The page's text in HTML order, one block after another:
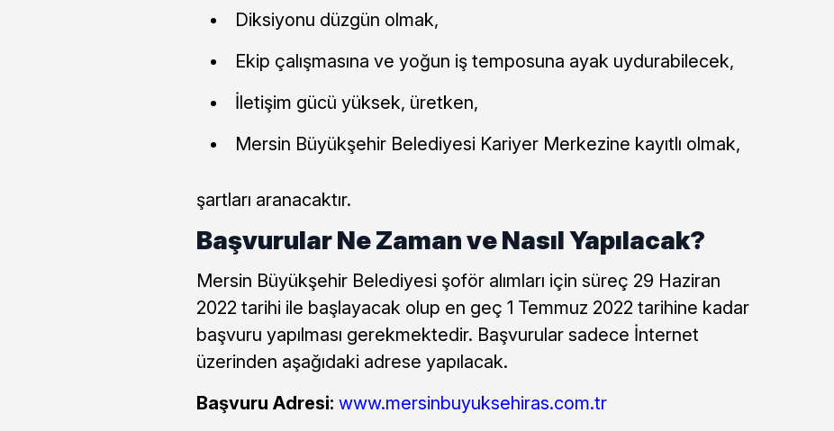
Diksiyonu düzgün olmak,
Ekip çalışmasına ve yoğun iş temposuna ayak uydurabilecek,
İletişim gücü yüksek, üretken,
Mersin Büyükşehir Belediyesi Kariyer Merkezine kayıtlı olmak,
şartları aranacaktır.
Başvurular Ne Zaman ve Nasıl Yapılacak?
Mersin Büyükşehir Belediyesi şoför alımları için süreç 29 Haziran
2022 tarihi ile başlayacak olup en geç 1 Temmuz 2022 tarihine kadar
başvuru yapılması gerekmektedir. Başvurular sadece İnternet
üzerinden aşağıdaki adrese yapılacak.
Başvuru Adresi: www.mersinbuyuksehiras.com.tr